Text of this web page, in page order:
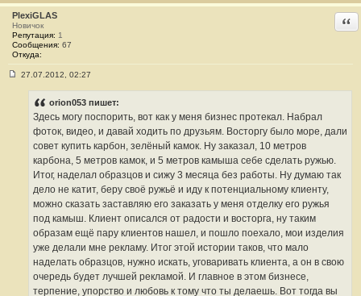
PlexiGLAS
Новичок
Репутация: 1
Сообщения: 67
Откуда:
27.07.2012, 02:27
orion053 пишет:
Здесь могу поспорить, вот как у меня бизнес протекал. Набрал
фоток, видео, и давай ходить по друзьям. Восторгу было море, дали
совет купить карбон, зелёный камок. Ну заказал, 10 метров
карбона, 5 метров камок, и 5 метров камыша себе сделать ружью.
Итог, наделал образцов и сижу 3 месяца без работы. Ну думаю так
дело не катит, беру своё ружьё и иду к потенциальному клиенту,
можно сказать заставляю его заказать у меня отделку его ружья
под камыш. Клиент описался от радости и восторга, ну таким
образам ещё пару клиентов нашел, и пошло поехало, мои изделия
уже делали мне рекламу. Итог этой истории таков, что мало
наделать образцов, нужно искать, уговаривать клиента, а он в свою
очередь будет лучшей рекламой. И главное в этом бизнесе,
терпение, упорство и любовь к тому что ты делаешь. Вот тогда вы